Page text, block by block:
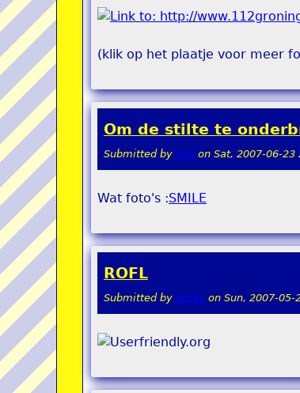
(klik op het plaatje voor meer
Om de stilte te
Submitted by stel on Sat, 2007-06-23
Wat foto's :SMILE
ROFL
Submitted by teddy on Sun, 2007-05-